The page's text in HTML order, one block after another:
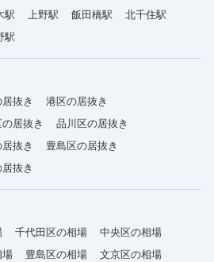
駅 上野駅 飯田橋駅
北千住駅
駅
抜き
港区の居抜き
居抜き
品川区の居抜き
抜き
豊島区の居抜き
抜き
千代田区の相場
中央区の相場
場 豊島区の相場
文京区の相場